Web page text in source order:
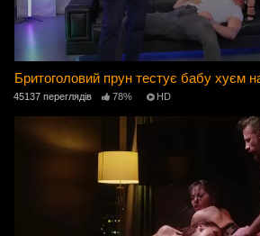
Бритоголовий прун тестує бабу хуєм
45137 переглядів 78% HD